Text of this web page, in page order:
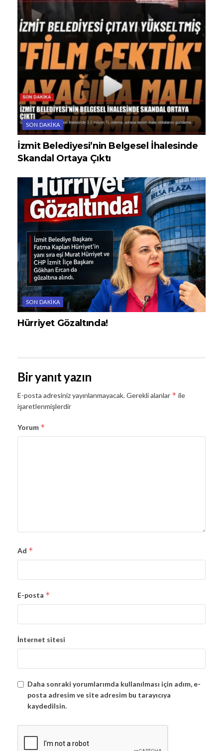
SON DAKIKA
İzmit Belediyesi’nin Belgesel İhalesinde
Skandal Ortaya Çıktı
SON DAKIKA
Hürriyet Gözaltında!
Bir yanıt yazın
E-posta adresiniz yayınlanmayacak.Gerekli alanlar * ile
işaretlenmişlerdir
Yorum *
Ad *
E-posta *
İnternet sitesi
Daha sonraki yorumlarımda kullanılması için adım, e-
posta adresim ve site adresim bu tarayıcıya
kaydedilsin.